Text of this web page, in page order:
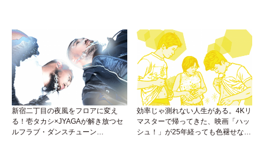
新宿二丁目の夜風をフロアに変え
る！壱タカシ×JYAGAが解き放つセ
ルフラブ・ダンスチューン
効率じゃ測れない人生がある。4Kリ
マスターで帰ってきた、映画「ハッ
シュ！」が25年経っても色褪せない